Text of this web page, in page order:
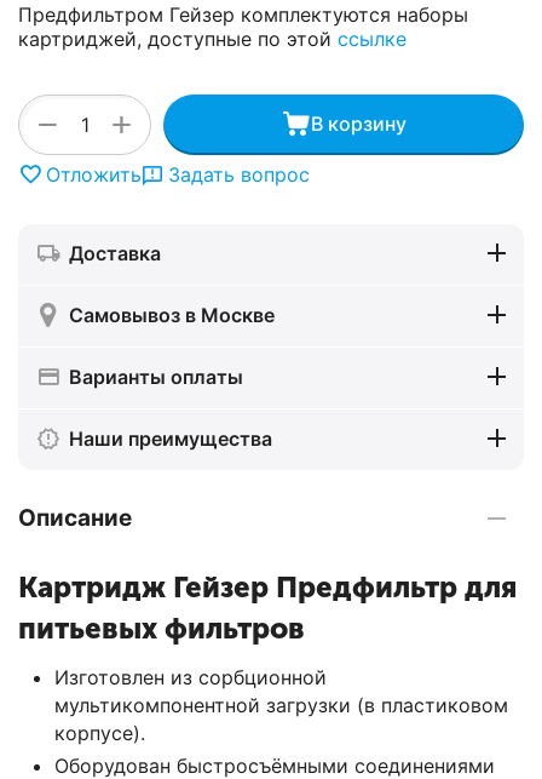
Предфильтром Гейзер комплектуются наборы
картриджей, доступные по этой ссылке
+
− В корзину
Отложить Задать вопрос
Доставка
Самовывоз в Москве
Варианты оплаты
Наши преимущества
Описание
Картридж Гейзер Предфильтр для
питьевых фильтров
Изготовлен из сорбционной
мультикомпонентной загрузки (в пластиковом
корпусе).
Оборудован быстросъёмными соединениями